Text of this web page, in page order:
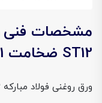
مشخصات فنی
ST12 ضخامت 1 عرض 1000